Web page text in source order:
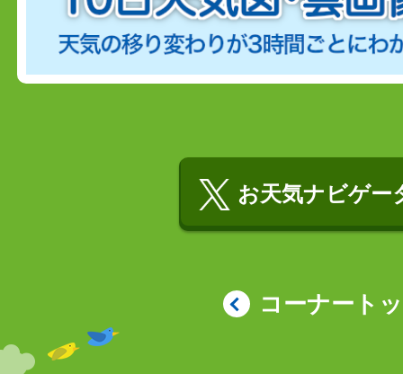
お天気ナビゲー
コーナート